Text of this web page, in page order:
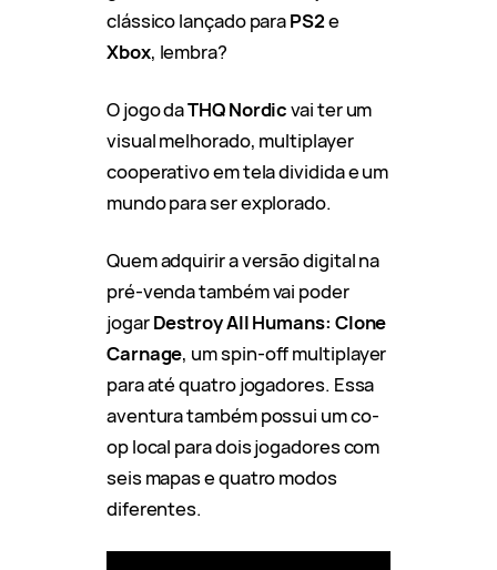
clássico lançado paraPS2e
Xbox, lembra?
O jogo daTHQ Nordicvai ter um
visual melhorado, multiplayer
cooperativo em tela dividida e um
mundo para ser explorado.
Quem adquirir a versão digital na
pré-venda também vai poder
jogarDestroy All Humans: Clone
Carnage, um spin-off multiplayer
para até quatro jogadores. Essa
aventura também possui um co-
op local para dois jogadores com
seis mapas e quatro modos
diferentes.